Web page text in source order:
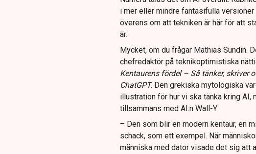
i mer eller mindre fantasifulla
överens om att tekniken är här för att
är.
Mycket, om du frågar Mathias Sundin.
chefredaktör på teknikoptimistiska
Kentaurens fördel – Så tänker, skriver
ChatGPT.Den grekiska mytologiska
illustration för hur vi ska tänka kring AI,
tillsammans med AI:n Wall-Y.
– Den som blir en modern kentaur, en
schack, som ett exempel. När
människa med dator visade det sig att